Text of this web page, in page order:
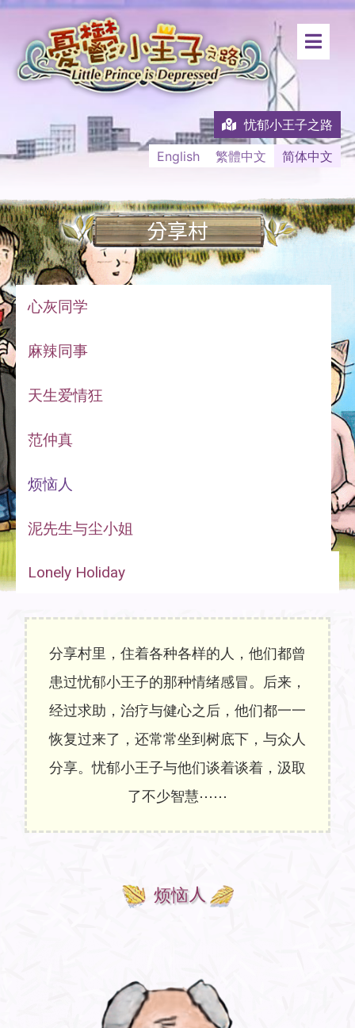
忧郁小王子之路
English
繁體中文 简体中文
分享村
心灰同学
麻辣同事
天生爱情狂
范仲真
烦恼人
泥先生与尘小姐
Lonely Holiday
分享村里，住着各种各样的人，他们都曾
患过忧郁小王子的那种情绪感冒。后来，
经过求助，治疗与健心之后，他们都一一
恢复过来了，还常常坐到树底下，与众人
分享。忧郁小王子与他们谈着谈着，汲取
了不少智慧⋯⋯
烦恼人